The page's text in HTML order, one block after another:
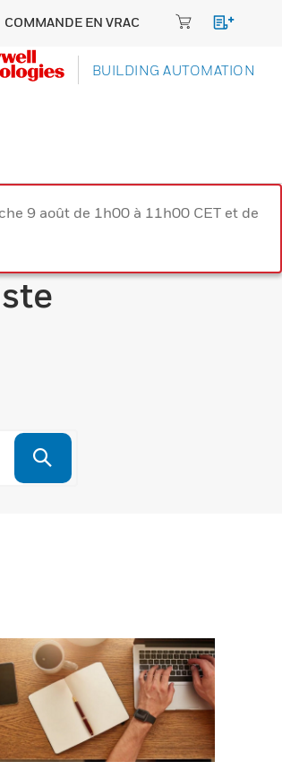
COMMANDE EN VRAC
BUILDING AUTOMATION
9 août de 1h00 à 11h00 CET et de